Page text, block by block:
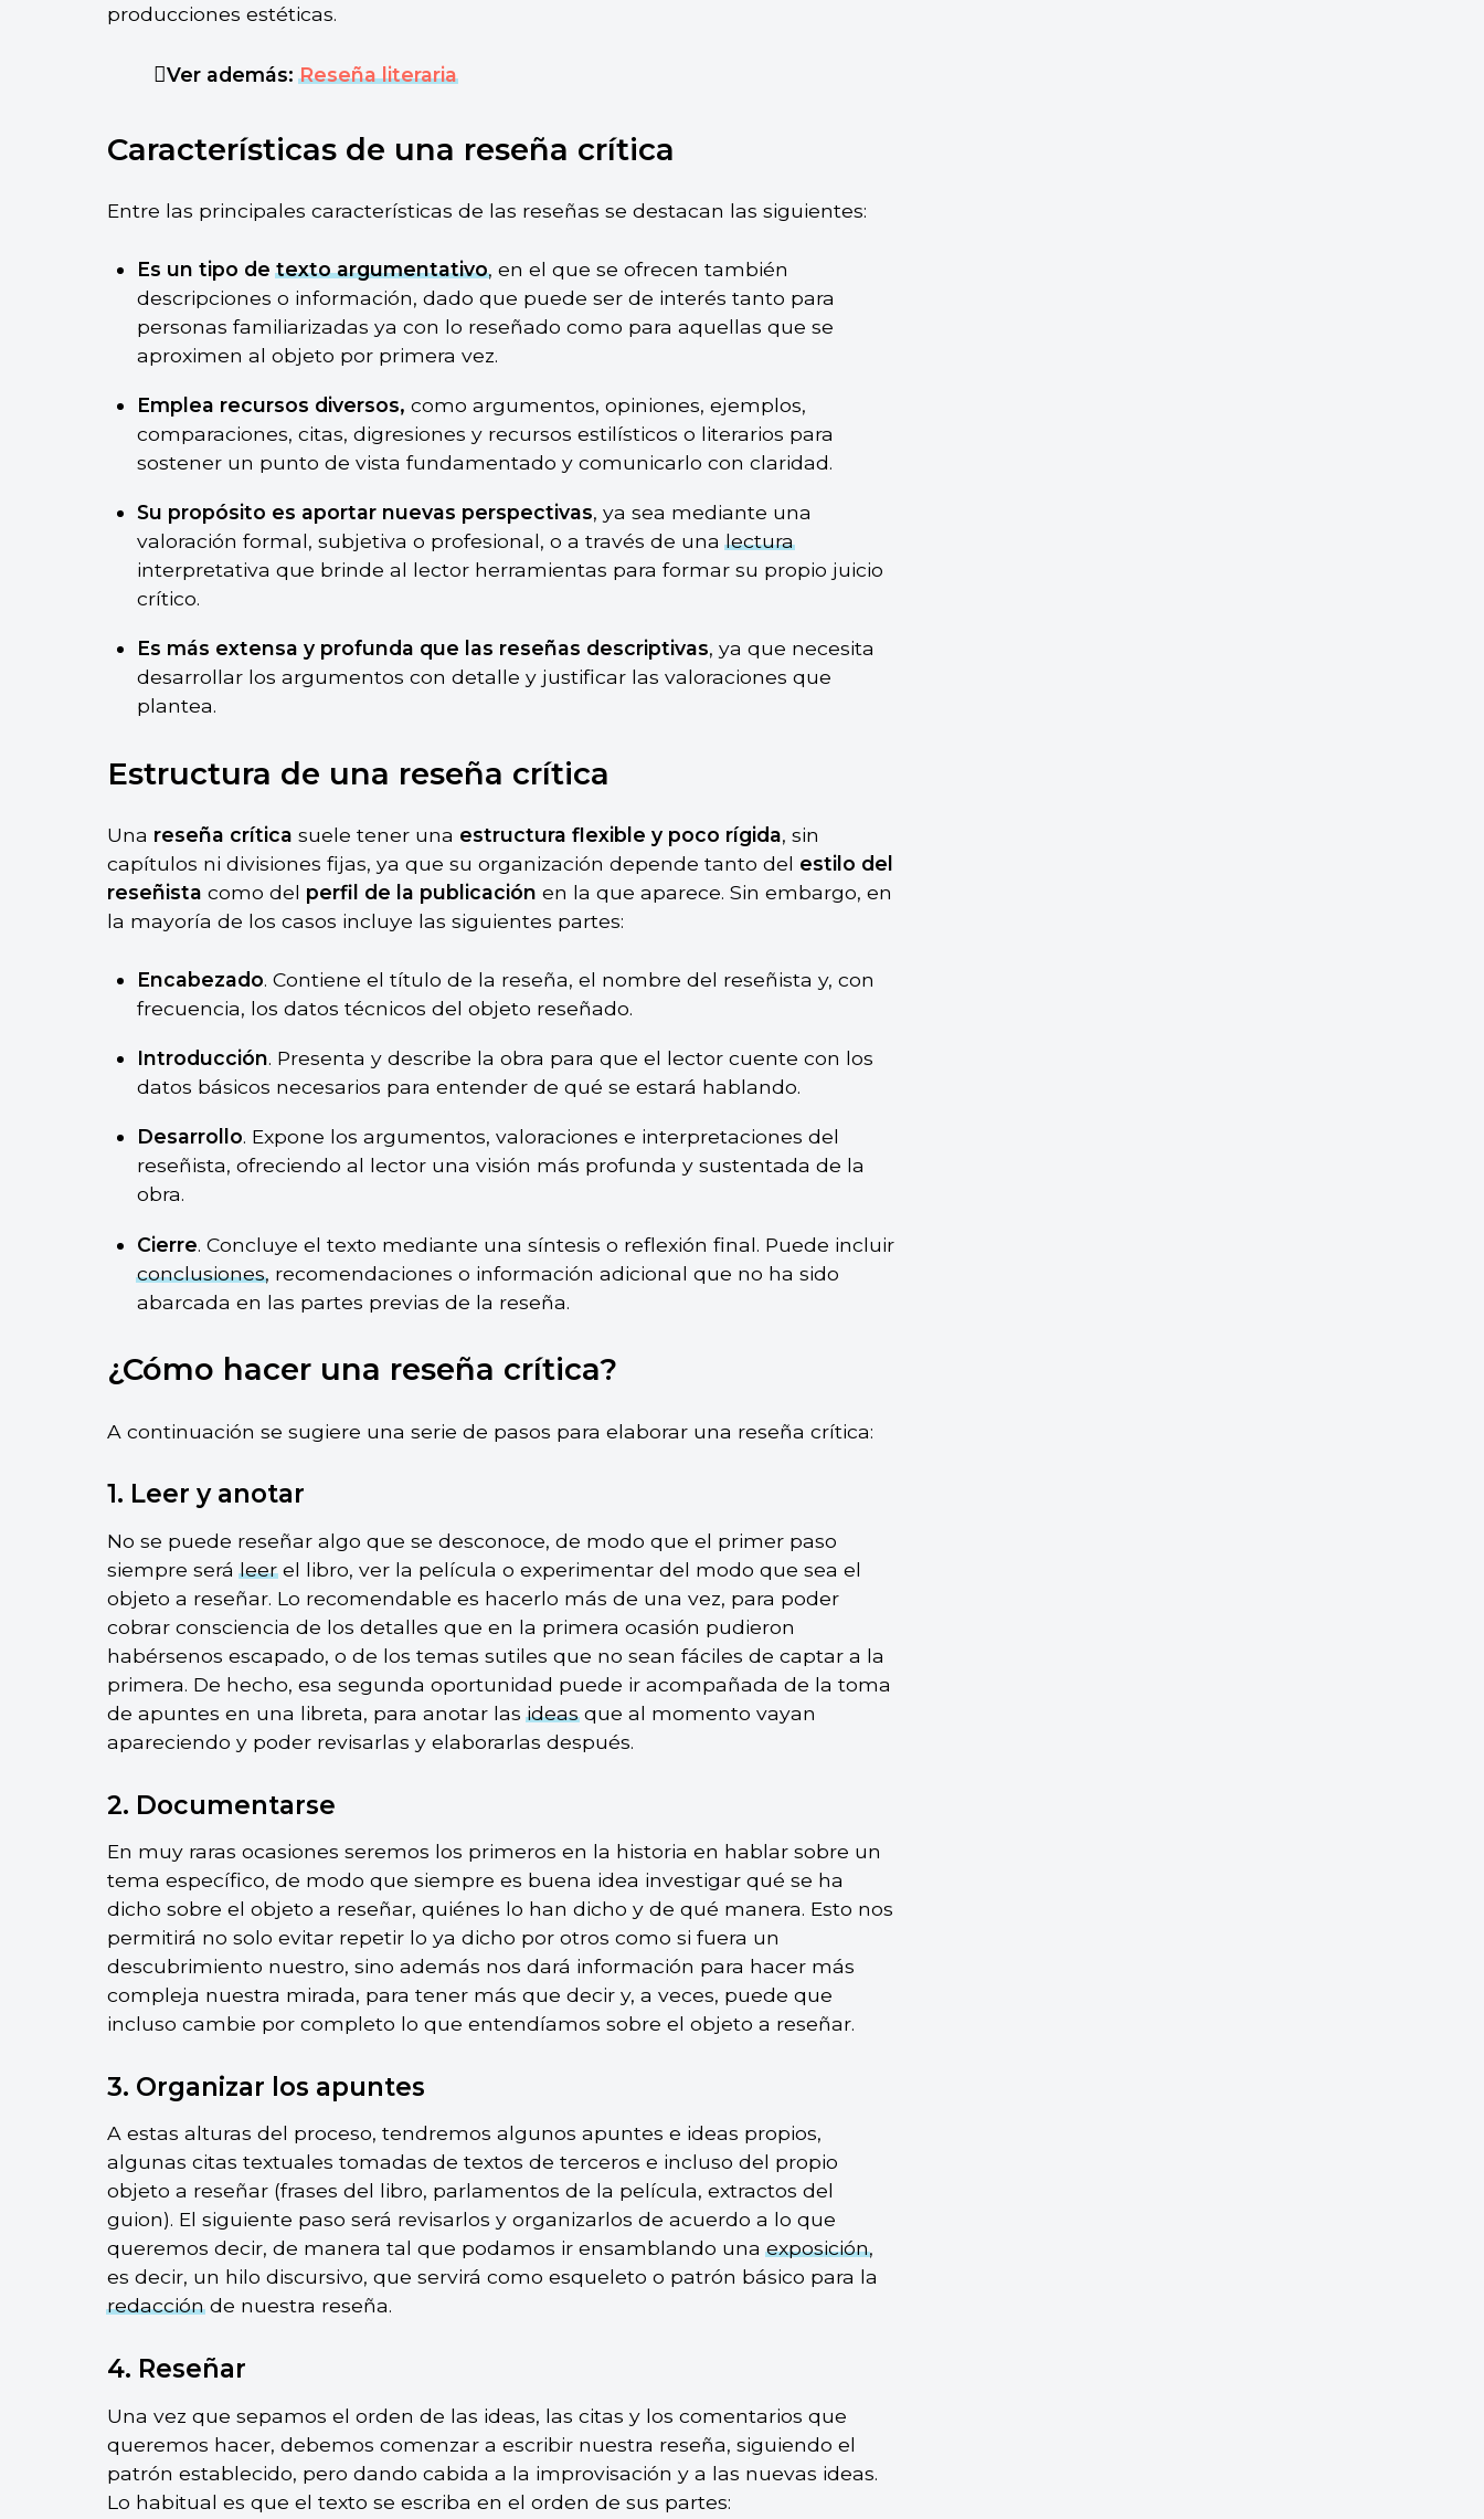
producciones estéticas.
Ver además:Reseña literaria
Características de una reseña crítica
Entre las principales características de las reseñas se destacan las siguientes:
Es un tipo detexto argumentativo, en el que se ofrecen también
descripciones o información, dado que puede ser de interés tanto para
personas familiarizadas ya con lo reseñado como para aquellas que se
aproximen al objeto por primera vez.
Emplea recursos diversos, como argumentos, opiniones, ejemplos,
comparaciones, citas, digresiones y recursos estilísticos o literarios para
sostener un punto de vista fundamentado y comunicarlo con claridad.
Su propósito es aportar nuevas perspectivas, ya sea mediante una
valoración formal, subjetiva o profesional, o a través de unalectura
interpretativa que brinde al lector herramientas para formar su propio juicio
crítico.
Es más extensa y profunda que las reseñas descriptivas, ya que necesita
desarrollar los argumentos con detalle y justificar las valoraciones que
plantea.
Estructura de una reseña crítica
Una reseña crítica suele tener una estructura flexible y poco rígida, sin
capítulos ni divisiones fijas, ya que su organización depende tanto del estilo del
reseñista como del perfil de la publicación en la que aparece. Sin embargo, en
la mayoría de los casos incluye las siguientes partes:
Encabezado. Contiene el título de la reseña, el nombre del reseñista y, con
frecuencia, los datos técnicos del objeto reseñado.
Introducción. Presenta y describe la obra para que el lector cuente con los
datos básicos necesarios para entender de qué se estará hablando.
Desarrollo. Expone los argumentos, valoraciones e interpretaciones del
reseñista, ofreciendo al lector una visión más profunda y sustentada de la
obra.
Cierre. Concluye el texto mediante una síntesis o reflexión final. Puede incluir
conclusiones, recomendaciones o información adicional que no ha sido
abarcada en las partes previas de la reseña.
¿Cómo hacer una reseña crítica?
A continuación se sugiere una serie de pasos para elaborar una reseña crítica:
1. Leer y anotar
No se puede reseñar algo que se desconoce, de modo que el primer paso
siempre seráleerel libro, ver la película o experimentar del modo que sea el
objeto a reseñar. Lo recomendable es hacerlo más de una vez, para poder
cobrar consciencia de los detalles que en la primera ocasión pudieron
habérsenos escapado, o de los temas sutiles que no sean fáciles de captar a la
primera. De hecho, esa segunda oportunidad puede ir acompañada de la toma
de apuntes en una libreta, para anotar lasideasque al momento vayan
apareciendo y poder revisarlas y elaborarlas después.
2. Documentarse
En muy raras ocasiones seremos los primeros en la historia en hablar sobre un
tema específico, de modo que siempre es buena idea investigar qué se ha
dicho sobre el objeto a reseñar, quiénes lo han dicho y de qué manera. Esto nos
permitirá no solo evitar repetir lo ya dicho por otros como si fuera un
descubrimiento nuestro, sino además nos dará información para hacer más
compleja nuestra mirada, para tener más que decir y, a veces, puede que
incluso cambie por completo lo que entendíamos sobre el objeto a reseñar.
3. Organizar los apuntes
A estas alturas del proceso, tendremos algunos apuntes e ideas propios,
algunas citas textuales tomadas de textos de terceros e incluso del propio
objeto a reseñar (frases del libro, parlamentos de la película, extractos del
guion). El siguiente paso será revisarlos y organizarlos de acuerdo a lo que
queremos decir, de manera tal que podamos ir ensamblando unaexposición,
es decir, un hilo discursivo, que servirá como esqueleto o patrón básico para la
redacciónde nuestra reseña.
4. Reseñar
Una vez que sepamos el orden de las ideas, las citas y los comentarios que
queremos hacer, debemos comenzar a escribir nuestra reseña, siguiendo el
patrón establecido, pero dando cabida a la improvisación y a las nuevas ideas.
Lo habitual es que el texto se escriba en el orden de sus partes: